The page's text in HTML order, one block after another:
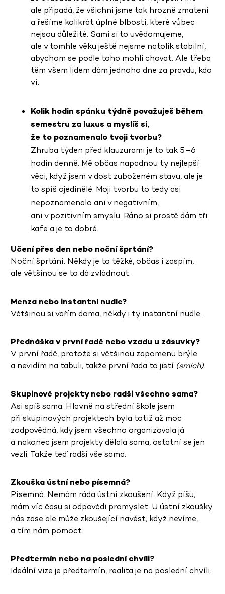
ale připadá, že všichni jsme tak hrozně zmatení
a řešíme kolikrát úplné blbosti, které vůbec
nejsou důležité. Sami si to uvědomujeme,
ale v tomhle věku ještě nejsme natolik stabilní,
abychom se podle toho mohli chovat. Ale třeba
těm všem lidem dám jednoho dne za pravdu, kdo
ví.
Kolik hodin spánku týdně považuješ během
semestru za luxus a myslíš si,
že to poznamenalo tvoji tvorbu?
Zhruba týden před klauzurami je to tak 5–6
hodin denně. Mě občas napadnou ty nejlepší
věci, když jsem v dost zuboženém stavu, ale je
to spíš ojedinělé. Moji tvorbu to tedy asi
nepoznamenalo ani v negativním,
ani v pozitivním smyslu. Ráno si prostě dám tři
kafe a je to dobré.
Učení přes den nebo noční šprtání?
Noční šprtání. Někdy je to těžké, občas i zaspím,
ale většinou se to dá zvládnout.
Menza nebo instantní nudle?
Většinou si vařím doma, někdy i ty instantní nudle.
Přednáška v první řadě nebo vzadu u zásuvky?
V první řadě, protože si většinou zapomenu brýle
a nevidím na tabuli, takže první řada to jistí (smích).
Skupinové projekty nebo radši všechno sama?
Asi spíš sama. Hlavně na střední škole jsem
při skupinových projektech byla totiž až moc
zodpovědná, kdy jsem všechno organizovala já
a nakonec jsem projekty dělala sama, ostatní se jen
vezli. Takže teď radši vše sama.
Zkouška ústní nebo písemná?
Písemná. Nemám ráda ústní zkoušení. Když píšu,
mám víc času si odpovědi promyslet. U ústní zkoušky
nás zase ale může zkoušející navést, když nevíme,
a tím nám pomoct.
Předtermín nebo na poslední chvíli?
Ideální vize je předtermín, realita je na poslední chvíli.